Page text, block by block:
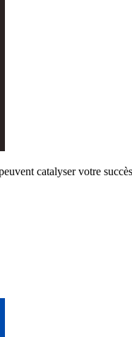
catalyser votre